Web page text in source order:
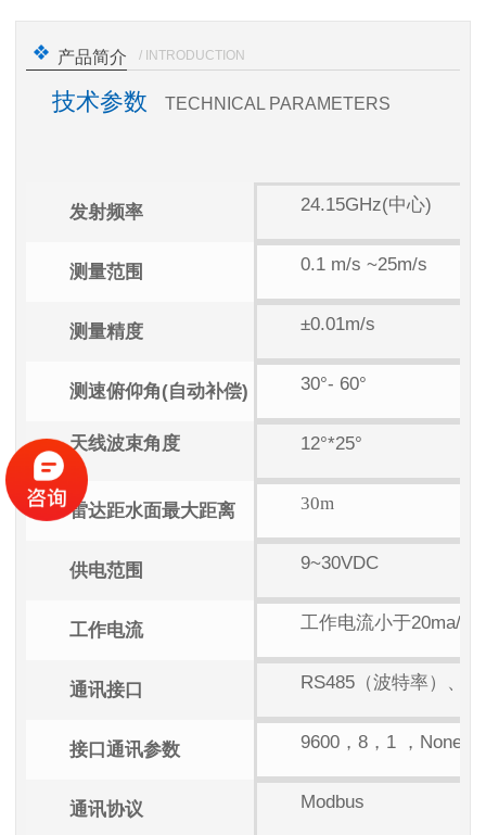
产品简介 / INTRODUCTION
技术参数 TECHNICAL PARAMETERS
发射频率 24.15GHz(中心)
测量范围 0.1 m/s ~25m/s
测量精度 ±0.01m/s
测速俯仰角(自动补偿) 30°- 60°
天线波束角度 12°*25°
雷达距水面最大距离 30m
供电范围 9~30VDC
工作电流 工作电流小于20ma/
通讯接口 RS485（波特率）、
接口通讯参数 9600，8，1 ，None
通讯协议 Modbus